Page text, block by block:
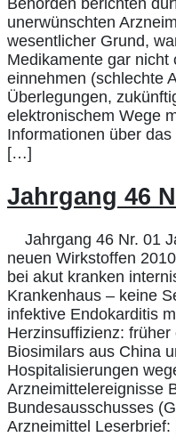
Behörden berichten
unerwünschten
wesentlicher Grund,
Medikamente gar
einnehmen (schlechte
Überlegungen,
elektronischem Wege
Informationen über
[…]
Jahrgang 46
Jahrgang 46 Nr. 01
neuen Wirkstoffen
bei akut kranken
Krankenhaus – keine
infektive Endokarditis
Herzinsuffizienz:
Biosimilars aus China
Hospitalisierungen
Arzneimittelereignisse
Bundesausschusses
Arzneimittel